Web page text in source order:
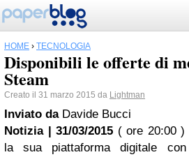
HOME › TECNOLOGIA
Disponibili le offerte di
Steam
Creato il 31 marzo 2015 da Lightman
Inviato da Davide Bucci
Notizia | 31/03/2015 ( ore 20:00 )
la sua piattaforma digitale